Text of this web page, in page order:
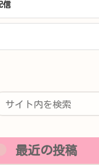
信
最近の投稿